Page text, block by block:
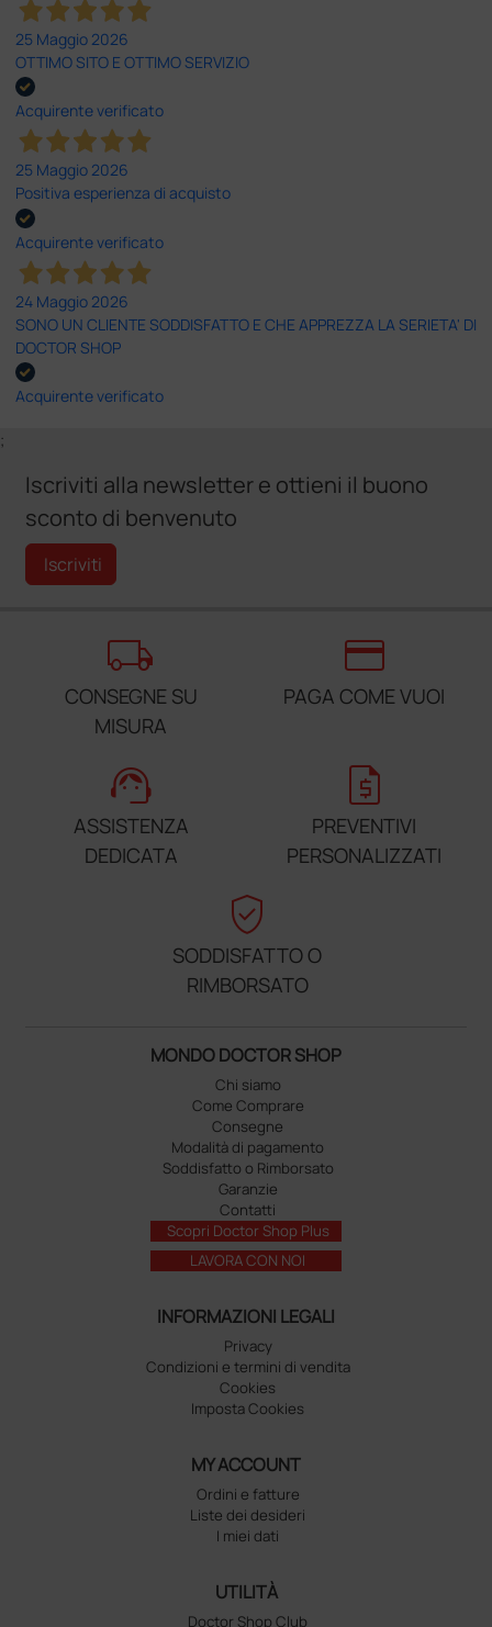
25 Maggio 2026
OTTIMO SITO E OTTIMO SERVIZIO
Acquirente verificato
25 Maggio 2026
Positiva esperienza di acquisto
Acquirente verificato
24 Maggio 2026
SONO UN CLIENTE SODDISFATTO E CHE APPREZZA LA SERIETA' DI
DOCTOR SHOP
Acquirente verificato
;
Iscriviti alla newsletter e ottieni il buono
sconto di benvenuto
Iscriviti
local_shipping
CONSEGNE SU
MISURA
credit_card
PAGA COME VUOI
support_agent
ASSISTENZA
DEDICATA
request_quote
PREVENTIVI
PERSONALIZZATI
verified_user
SODDISFATTO O
RIMBORSATO
MONDO DOCTOR SHOP
Chi siamo
Come Comprare
Consegne
Modalità di pagamento
Soddisfatto o Rimborsato
Garanzie
Contatti
Scopri Doctor Shop Plus
LAVORA CON NOI
INFORMAZIONI LEGALI
Privacy
Condizioni e termini di vendita
Cookies
Imposta Cookies
MY ACCOUNT
Ordini e fatture
Liste dei desideri
I miei dati
UTILITÀ
Doctor Shop Club